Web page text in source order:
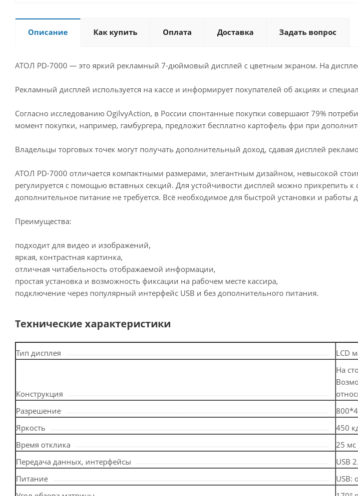
Описание Как купить Оплата Доставка Задать вопрос
АТОЛ PD-7000 — это яркий рекламный 7-дюймовый дисплей с цветным экраном. На
Рекламный дисплей используется на кассе и информирует покупателей об акциях и
Согласно исследованию OgilvyAction, в России спонтанные покупки совершают 79%
момент покупки, например, гамбургера, предложит бесплатно картофель фри при
Владельцы торговых точек могут получать дополнительный доход, сдавая дисплей
АТОЛ PD-7000 отличается компактными размерами, элегантным дизайном, невысокой
регулируется с помощью вставных секций. Для устойчивости дисплей можно прикрепить
дополнительное питание не требуется. Всё необходимое для быстрой установки и работы
Преимущества:
подходит для видео и изображений,
яркая, контрастная картинка,
отличная читабельность отображаемой информации,
простая установка и возможность фиксации на рабочем месте кассира,
подключение через популярный интерфейс USB и без дополнительного питания.
Технические характеристики
Тип дисплея LCD
Конструкция
На
Разрешение
Яркость
450
Время отклика
25 мс
Передача данных, интерфейсы
USB
Питание
USB: